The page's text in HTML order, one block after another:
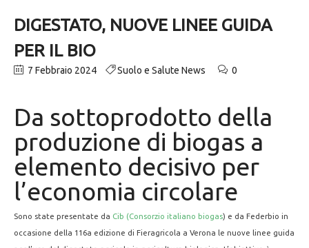
DIGESTATO, NUOVE LINEE GUIDA
PER IL BIO
7 Febbraio 2024 Suolo e Salute News 0
Da sottoprodotto della
produzione di biogas a
elemento decisivo per
l’economia circolare
Sono state presentate da Cib (Consorzio italiano biogas) e da Federbio in
occasione della 116a edizione di Fieragricola a Verona le nuove linee guida